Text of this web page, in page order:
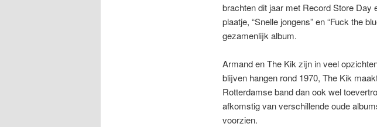
brachten dit jaar met Record Store Day
plaatje, “Snelle jongens” en “Fuck the
gezamenlijk album.
Armand en The Kik zijn in veel
blijven hangen rond 1970, The Kik
Rotterdamse band dan ook wel
afkomstig van verschillende oude
voorzien.